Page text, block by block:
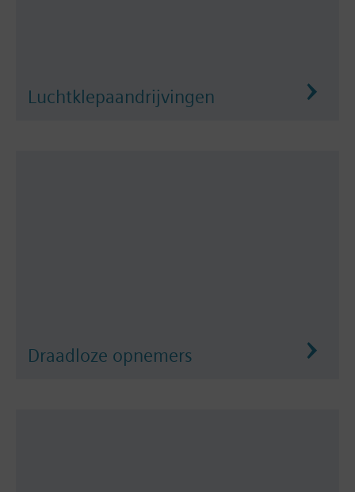
Luchtklepaandrijvingen
Draadloze opnemers